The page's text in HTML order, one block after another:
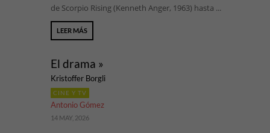
de Scorpio Rising (Kenneth Anger, 1963) hasta ...
LEER MÁS
El drama »
Kristoffer Borgli
CINE Y TV
Antonio Gómez
14 MAY, 2026